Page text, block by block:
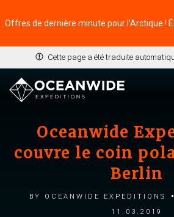
Cette page a été traduite
Oceanwide
couvre le coin
Berlin
by Oceanwide Expeditions
11.03.2019